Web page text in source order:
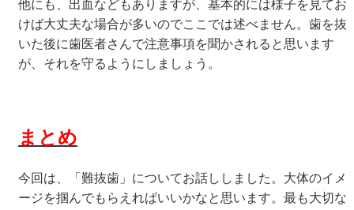
他にも、出血などもありますが、基本的には様子を見てお
けば大丈夫な場合が多いのでここでは述べません。歯を抜
いた後に歯医者さんで注意事項を聞かされると思います
が、それを守るようにしましょう。
まとめ
今回は、「難抜歯」についてお話ししました。大体のイメ
ージを掴んでもらえればいいかなと思います。最も大切な